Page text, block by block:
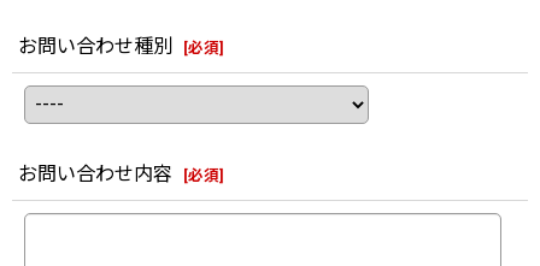
お問い合わせ種別 [必須]
お問い合わせ内容 [必須]